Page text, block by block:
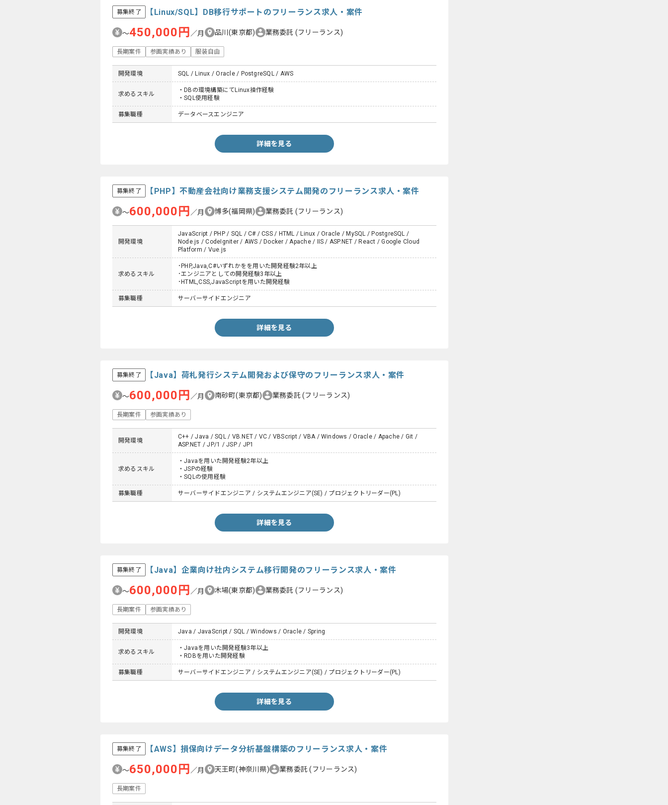
募集終了 【Linux/SQL】DB移行サポートのフリーランス求人・案件
〜450,000円 ／月 品川(東京都) 業務委託 (フリーランス)
長期案件 参画実績あり 服装自由
開発環境 SQL / Linux / Oracle / PostgreSQL / AWS
求めるスキル
・DBの環境構築にてLinux操作経験
・SQL使用経験
募集職種 データベースエンジニア
詳細を見る
募集終了 【PHP】不動産会社向け業務支援システム開発のフリーランス求人・案件
〜600,000円 ／月 博多(福岡県) 業務委託 (フリーランス)
開発環境
JavaScript / PHP / SQL / C# / CSS / HTML / Linux / Oracle / MySQL / PostgreSQL /
Node.js / CodeIgniter / AWS / Docker / Apache / IIS / ASP.NET / React / Google Cloud
Platform / Vue.js
求めるスキル
･PHP,Java,C#いずれかをを用いた開発経験2年以上
･エンジニアとしての開発経験3年以上
･HTML,CSS,JavaScriptを用いた開発経験
募集職種 サーバーサイドエンジニア
詳細を見る
募集終了 【Java】荷札発行システム開発および保守のフリーランス求人・案件
〜600,000円 ／月 南砂町(東京都) 業務委託(フリーランス)
長期案件 参画実績あり
開発環境
C++ / Java / SQL / VB.NET / VC / VBScript / VBA / Windows / Oracle / Apache / Git /
ASP.NET / JP/1 / JSP / JP1
求めるスキル
・Javaを用いた開発経験2年以上
・JSPの経験
・SQLの使用経験
募集職種 サーバーサイドエンジニア / システムエンジニア(SE) / プロジェクトリーダー(PL)
詳細を見る
募集終了 【Java】企業向け社内システム移行開発のフリーランス求人・案件
〜600,000円 ／月 木場(東京都) 業務委託 (フリーランス)
長期案件 参画実績あり
開発環境 Java / JavaScript / SQL / Windows / Oracle / Spring
求めるスキル
・Javaを用いた開発経験3年以上
・RDBを用いた開発経験
募集職種 サーバーサイドエンジニア / システムエンジニア(SE) / プロジェクトリーダー(PL)
詳細を見る
募集終了 【AWS】損保向けデータ分析基盤構築のフリーランス求人・案件
〜650,000円 ／月 天王町(神奈川県) 業務委託(フリーランス)
長期案件